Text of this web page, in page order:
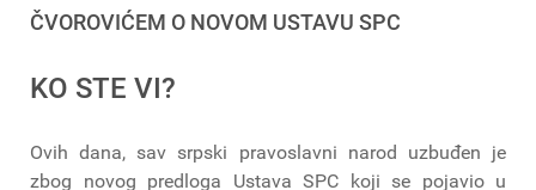
ČVOROVIĆEM O NOVOM USTAVU SPC
KO STE VI?
Ovih dana, sav srpski pravoslavni narod uzbuđen je
zbog novog predloga Ustava SPC koji se pojavio u